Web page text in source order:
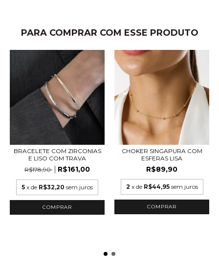
PARA COMPRAR COM ESSE PRODUTO
BRACELETE COM ZIRCONIAS
E LISO COM TRAVA
R$178,90
R$161,00
5 x de R$32,20 sem juros
COMPRAR
CHOKER SINGAPURA COM
ESFERAS LISA
R$89,90
2 x de R$44,95 sem juros
COMPRAR